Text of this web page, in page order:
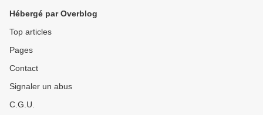
Hébergé par Overblog
Top articles
Pages
Contact
Signaler un abus
C.G.U.